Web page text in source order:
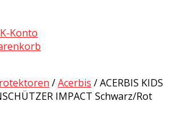
Konto
/Acerbis / ACERBIS KIDS
IMPACT Schwarz/Rot